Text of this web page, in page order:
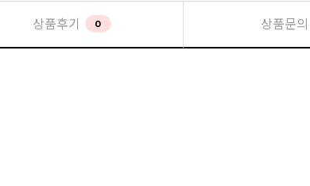
상품후기 0 상품문의